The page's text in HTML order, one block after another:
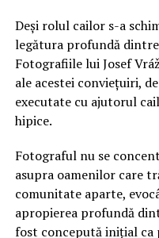
Deși rolul cailor s-a
legătura profundă dintre
Fotografiile lui Josef
ale acestei conviețuiri,
executate cu ajutorul
hipice.
Fotograful nu se
asupra oamenilor care
comunitate aparte,
apropierea profundă
fost concepută inițial